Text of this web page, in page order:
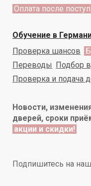
Оплата после
Обучение в
Проверка шансов
Переводы Подбор
Проверка и подача
Новости,
дверей, сроки
акции и скидки!
Подпишитесь на